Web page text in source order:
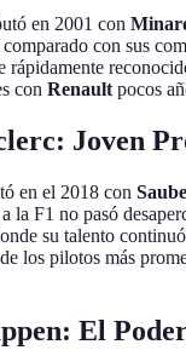
en 2001 con
con sus
rápidamente
con Renault pocos
Joven
en el 2018 con
la F1 no pasó
su talento
los pilotos más
El